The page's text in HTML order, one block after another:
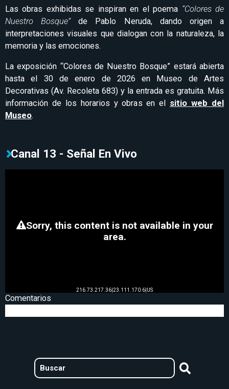
Las obras exhibidas se inspiran en el poema “Colores de
Nuestro Bosque”de Pablo Neruda, dando origen a
interpretaciones visuales que dialogan con la naturaleza, la
memoria y las emociones.
La exposición “Colores de Nuestro Bosque” estará abierta
hasta el 30 de enero de 2026 en Museo de Artes
Decorativas (Av. Recoleta 683) y la entrada es gratuita. Más
información de los horarios y obras en el sitio web del
Museo.
Canal 13 - Señal En Vivo
Comentarios